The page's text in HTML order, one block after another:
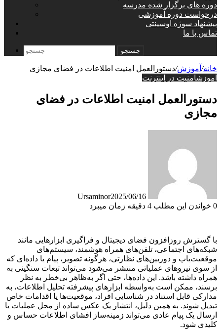
دوره های برگزار شده مدرسه
درخواست دوره آموزشی
پیشنهاد سوژه اوسینتی
تماس با ما
جستجو
خانه/ آموزش/دستورالعمل امنیت اطلاعات در فضای مجازی
آموزشامنیت در اینترنت
دستورالعمل امنیت اطلاعات در فضای
مجازی
Ursaminor2025/06/16
0 خواندن این مطلب 4 دقیقه زمان میبرد
با گسترش روزافزون فضای دیجیتال و فراگیری ابزارهایی مانند
شبکه‌های اجتماعی، تلفن‌های همراه هوشمند، سیستم‌های
موقعیت‌یاب و دوربین‌های نظارتی، هرگونه تصویر، پیام یا داده‌ای که
از سوی نیروهای عملیاتی منتشر می‌شود می‌تواند تبعات سنگینی به
همراه داشته باشد. این داده‌ها، حتی اگر به‌ظاهر بی‌خطر به نظر
برسند، ممکن است به‌واسطه ابزارهای پیشرفته تحلیل اطلاعات، به
مدارکی قابل استناد در شناسایی افراد، موقعیت‌ها یا اقدامات خاص
تبدیل شوند. به همین دلیل، انتشار یک عکس ساده از محل عملیات یا
ارسال یک پیام عادی می‌تواند زمینه‌ساز افشای اطلاعات حساس و
کلیدی شود.